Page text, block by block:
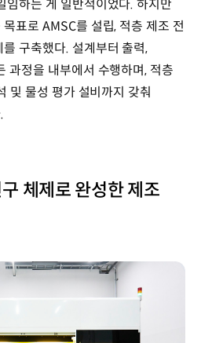
임하는 게 일반적이었다. 하지만
표로 AMSC를 설립, 적층 제조 전
구축했다. 설계부터 출력,
과정을 내부에서 수행하며, 적층
및 물성 평가 설비까지 갖춰
체제로 완성한 제조